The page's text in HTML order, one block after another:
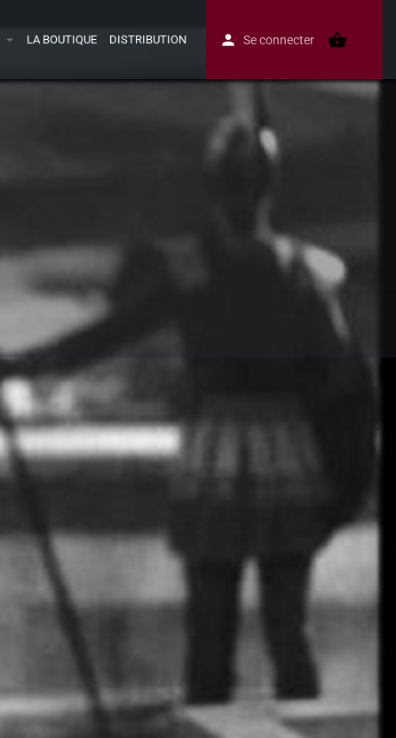
LA BOUTIQUE DISTRIBUTION Se connecter